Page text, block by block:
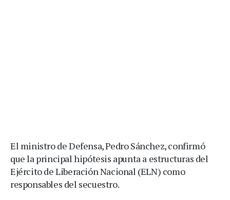
El ministro de Defensa, Pedro Sánchez, confirmó
que la principal hipótesis apunta a estructuras del
Ejército de Liberación Nacional (ELN) como
responsables del secuestro.